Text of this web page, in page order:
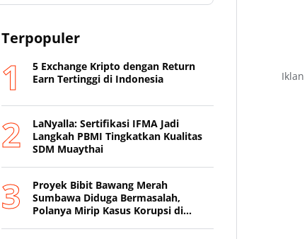
Terpopuler
5 Exchange Kripto dengan Return
Earn Tertinggi di Indonesia
LaNyalla: Sertifikasi IFMA Jadi
Langkah PBMI Tingkatkan Kualitas
SDM Muaythai
Proyek Bibit Bawang Merah
Sumbawa Diduga Bermasalah,
Polanya Mirip Kasus Korupsi di
Iklan